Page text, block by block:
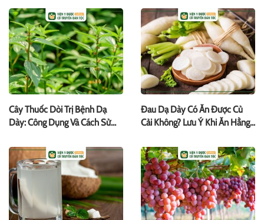
Cây Thuốc Dòi Trị Bệnh Dạ
Dày: Công Dụng Và Cách Sử
Đau Dạ Dày Có Ăn Được Củ
Cải Không? Lưu Ý Khi Ăn Hằng